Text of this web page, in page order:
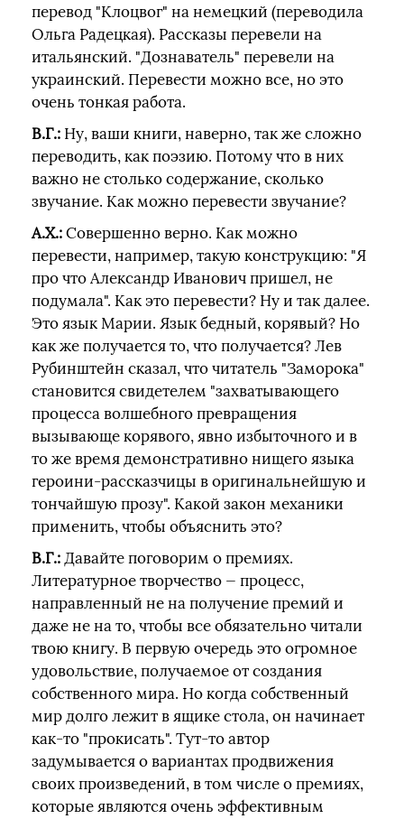
перевод "Клоцвог" на немецкий (переводила
Ольга Радецкая). Рассказы перевели на
итальянский. "Дознаватель" перевели на
украинский. Перевести можно все, но это
очень тонкая работа.
В.Г.: Ну, ваши книги, наверно, так же сложно
переводить, как поэзию. Потому что в них
важно не столько содержание, сколько
звучание. Как можно перевести звучание?
А.Х.:Совершенно верно. Как можно
перевести, например, такую конструкцию: "Я
про что Александр Иванович пришел, не
подумала". Как это перевести? Ну и так далее.
Это язык Марии. Язык бедный, корявый? Но
как же получается то, что получается? Лев
Рубинштейн сказал, что читатель "Заморока"
становится свидетелем "захватывающего
процесса волшебного превращения
вызывающе корявого, явно избыточного и в
то же время демонстративно нищего языка
героини-рассказчицы в оригинальнейшую и
тончайшую прозу". Какой закон механики
применить, чтобы объяснить это?
В.Г.:Давайте поговорим о премиях.
Литературное творчество — процесс,
направленный не на получение премий и
даже не на то, чтобы все обязательно читали
твою книгу. В первую очередь это огромное
удовольствие, получаемое от создания
собственного мира. Но когда собственный
мир долго лежит в ящике стола, он начинает
как-то "прокисать". Тут-то автор
задумывается о вариантах продвижения
своих произведений, в том числе о премиях,
которые являются очень эффективным